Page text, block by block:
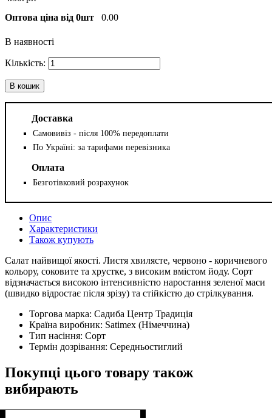
Оптова ціна від 0шт
0.00
В наявності
В кошик
Доставка
Самовивіз - після 100% передоплати
По Україні: за тарифами перевізника
Оплата
Безготівковий розрахунок
Опис
Характеристики
Також купують
Салат найвищої якості. Листя хвилясте, червоно - коричневого
кольору, соковите та хрустке, з високим вмістом йоду. Сорт
відзначається високою інтенсивністю наростання зеленої маси
(швидко відростає після зрізу) та стійкістю до стрілкування.
Торгова марка: Садиба Центр Традиція
Країна виробник: Satimex (Німеччина)
Тип насіння: Сорт
Термін дозрівання: Середньостиглий
Покупці цього товару також
вибирають